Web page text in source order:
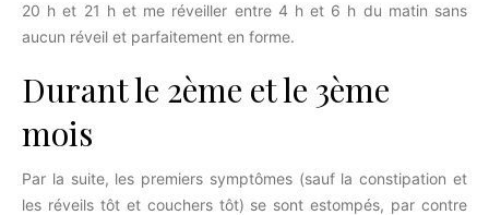
20 h et 21 h et me réveiller entre 4 h et 6 h du matin sans
aucun réveil et parfaitement en forme.
Durant le 2ème et le 3ème
mois
Par la suite, les premiers symptômes (sauf la constipation et
les réveils tôt et couchers tôt) se sont estompés, par contre